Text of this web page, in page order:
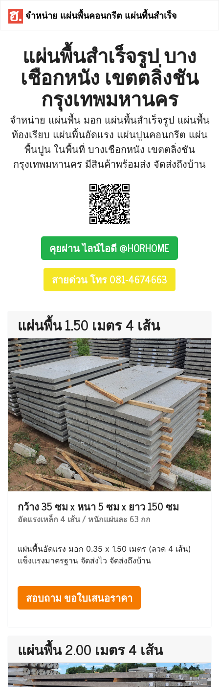
จำหน่าย แผ่นพื้นคอนกรีต แผ่นพื้นสำเร็จ
แผ่นพื้นสำเร็จรูป บาง
เชือกหนัง เขตตลิ่งชัน
กรุงเทพมหานคร
จำหน่าย แผ่นพื้น มอก แผ่นพื้นสำเร็จรูป แผ่นพื้น
ท้องเรียบ แผ่นพื้นอัดแรง แผ่นปูนคอนกรีต แผ่น
พื้นปูน ในพื้นที่ บางเชือกหนัง เขตตลิ่งชัน
กรุงเทพมหานคร มีสินค้าพร้อมส่ง จัดส่งถึงบ้าน
คุยผ่าน ไลน์ไอดี @HORHOME
สายด่วน โทร 081-4674663
แผ่นพื้น 1.50 เมตร 4 เส้น
กว้าง 35 ซม x หนา 5 ซม x ยาว 150 ซม
อัดแรงเหล็ก 4 เส้น / หนักแผ่นละ 63 กก
แผ่นพื้นอัดแรง มอก 0.35 x 1.50 เมตร (ลวด 4 เส้น)
แข็งแรงมาตรฐาน จัดส่งไว จัดส่งถึงบ้าน
สอบถาม ขอใบเสนอราคา
แผ่นพื้น 2.00 เมตร 4 เส้น